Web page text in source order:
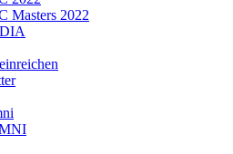
Masters 2022